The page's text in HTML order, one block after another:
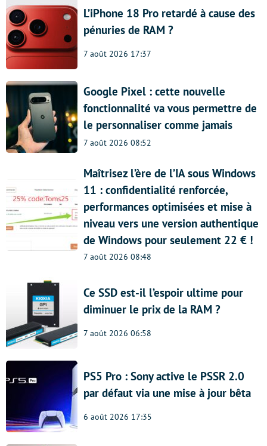
L’iPhone 18 Pro retardé à cause des
pénuries de RAM ?
7 août 2026 17:37
Google Pixel : cette nouvelle
fonctionnalité va vous permettre de
le personnaliser comme jamais
7 août 2026 08:52
Maîtrisez l’ère de l’IA sous Windows
11 : confidentialité renforcée,
performances optimisées et mise à
niveau vers une version authentique
de Windows pour seulement 22 € !
7 août 2026 08:48
Ce SSD est-il l’espoir ultime pour
diminuer le prix de la RAM ?
7 août 2026 06:58
PS5 Pro : Sony active le PSSR 2.0
par défaut via une mise à jour bêta
6 août 2026 17:35